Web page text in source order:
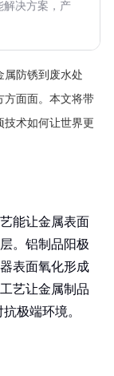
解决方案，产
属防锈到废水处
方面面。本文将带
技术如何让世界更
能让金属表面
。铝制品阳极
表面氧化形成
艺让金属制品
极端环境。